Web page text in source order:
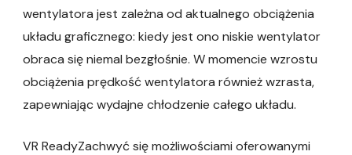
wentylatora jest zależna od aktualnego obciążenia
układu graficznego: kiedy jest ono niskie wentylator
obraca się niemal bezgłośnie. W momencie wzrostu
obciążenia prędkość wentylatora również wzrasta,
zapewniając wydajne chłodzenie całego układu.
VR ReadyZachwyć się możliwościami oferowanymi